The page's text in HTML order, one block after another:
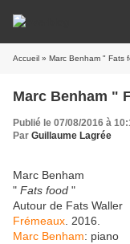
Accueil » Marc Benham " Fats
Marc Benham "
Publié le 07/08/2016 à
Par Guillaume Lagrée
Marc Benham
" Fats food "
Autour de Fats Waller
Frémeaux . 2016.
Marc Benham: piano